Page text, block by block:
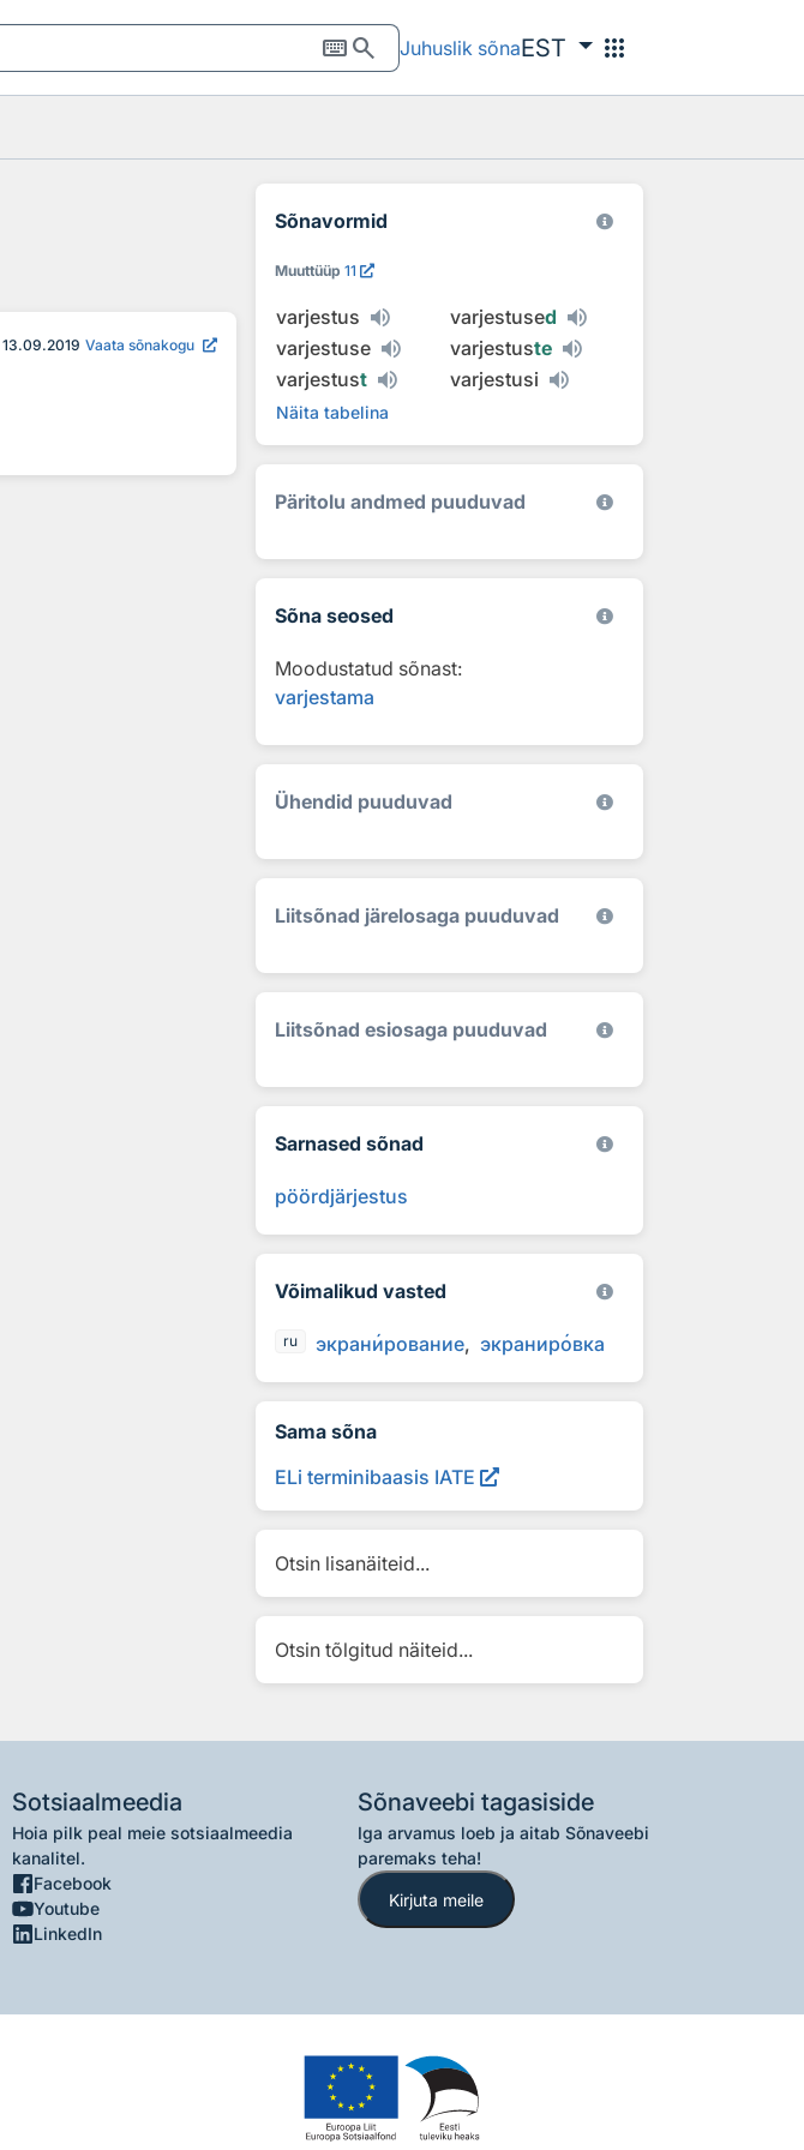
keyboardsearch Juhuslik sõnaEST apps
13.09.2019 Vaata sõnakogu
Sõnavormid
Muuttüüp 11
varjestus varjestused
varjestuse
varjestuste
varjestust varjestusi
Näita tabelina
Päritolu andmed puuduvad
Sõna seosed
Moodustatud sõnast:
varjestama
Ühendid puuduvad
Liitsõnad järelosaga puuduvad
Liitsõnad esiosaga puuduvad
Sarnased sõnad
pöördjärjestus
Võimalikud vasted
ru экранирование экранировка
Sama sõna
ELi terminibaasis IATE
Otsin lisanäiteid...
Otsin tõlgitud näiteid...
Sotsiaalmeedia
Hoia pilk peal meie sotsiaalmeedia
kanalitel.
Facebook
Youtube
LinkedIn
Sõnaveebi tagasiside
Iga arvamus loeb ja aitab Sõnaveebi
paremaks teha!
Kirjuta meile